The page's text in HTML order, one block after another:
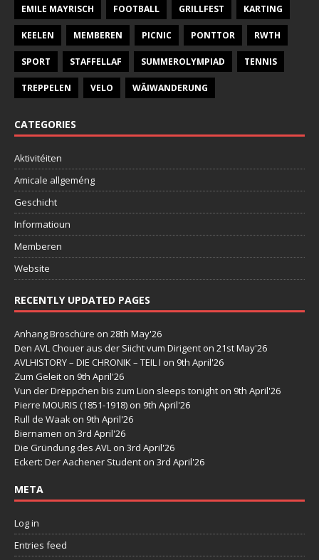
EMILE MAYRISCH FOOTBALL GRILLFEST KARTING
KEELEN MEMBEREN PICNIC PONTTOR RWTH
SPORT STAFFELLAF SUMMEROLYMPIAD TENNIS
TREPPELEN VELO WÄIWANDERUNG
CATEGORIES
Aktivitéiten
Amicale allgeméng
Geschicht
Informatioun
Memberen
Website
RECENTLY UPDATED PAGES
Anhang Broschüre on 28th May'26
Den AVL Chouer aus der Siicht vum Dirigent on 21st May'26
AVLHISTORY – DIE CHRONIK – TEIL I on 9th April'26
Zum Geleit on 9th April'26
Vun der Drëppchen bis zum Lion sleeps tonight on 9th April'26
Pierre MOURIS (1851-1918) on 9th April'26
Rull de Waak on 9th April'26
Biernamen on 3rd April'26
Die Gründung des AVL on 3rd April'26
Eckert: Der Aachener Student on 3rd April'26
META
Log in
Entries feed